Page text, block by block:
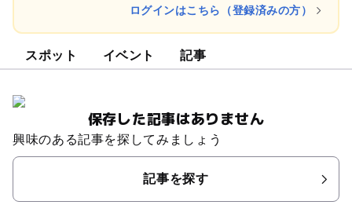
ログインはこちら（登録済みの方）
スポット イベント 記事
保存した記事はありません
興味のある記事を探してみましょう
記事を探す